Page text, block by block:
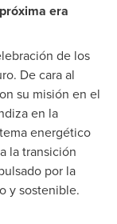
era
de los
De cara al
su misión en el
en la
energético
la transición
por la
y sostenible.